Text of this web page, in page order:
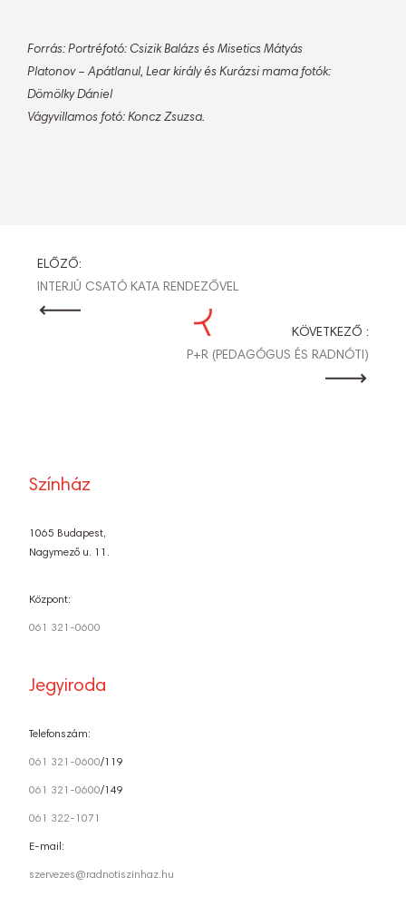
Forrás: Portréfotó: Csizik Balázs és Misetics Mátyás
Platonov – Apátlanul, Lear király és Kurázsi mama fotók:
Dömölky Dániel
Vágyvillamos fotó: Koncz Zsuzsa.
BEJEGYZÉS
NAVIGÁCIÓ
ELŐZŐ:
INTERJÚ CSATÓ KATA RENDEZŐVEL
KÖVETKEZŐ :
P+R (PEDAGÓGUS ÉS RADNÓTI)
Színház
1065 Budapest,
Nagymező u. 11.
Központ:
061 321-0600
Jegyiroda
Telefonszám:
061 321-0600/119
061 321-0600/149
061 322-1071
E-mail:
szervezes@radnotiszinhaz.hu